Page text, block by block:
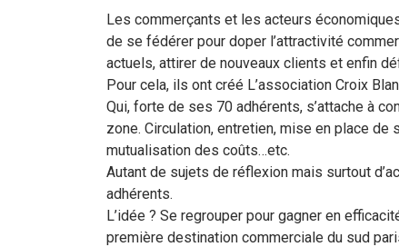
Les commerçants et les acteurs
de se fédérer pour doper l’attractivité
actuels, attirer de nouveaux clients et enfin
Pour cela, ils ont créé L’association Croix
Qui, forte de ses 70 adhérents, s’attache à
zone. Circulation, entretien, mise en place de
mutualisation des coûts…etc.
Autant de sujets de réflexion mais surtout
adhérents.
L’idée ? Se regrouper pour gagner en
première destination commerciale du sud